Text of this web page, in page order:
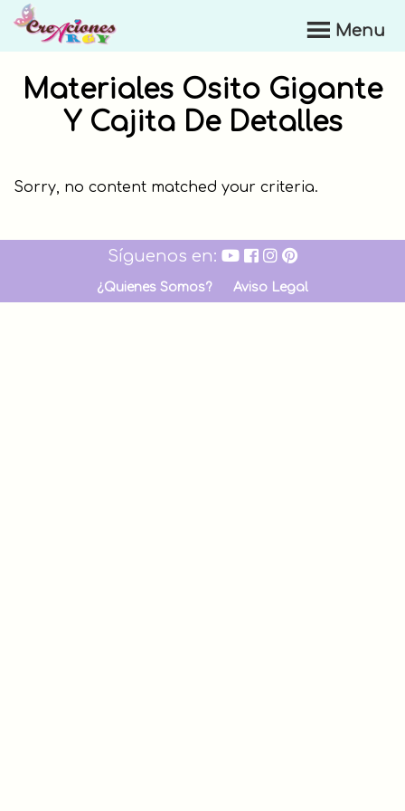
Skip
content
Creaciones
Argy
Menu
Materiales Osito Gigante
Y Cajita De Detalles
Sorry, no content matched your criteria.
Síguenos en:
¿Quienes Somos? Aviso Legal